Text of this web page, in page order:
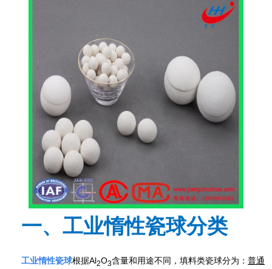
一、工业惰性瓷球分类
工业惰性瓷球根据Al2O3含量和用途不同，填料类瓷球分为： 普通